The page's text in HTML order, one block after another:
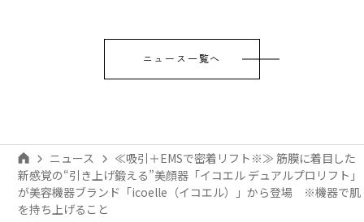
ニュース一覧へ
ニュース
≪吸引＋EMSで密着リフト※≫ 筋膜に着目した
新感覚の“引き上げ鍛える”美顔器「イコエル デュアルプロリフト」
が美容機器ブランド「icoelle（イコエル）」から登場 ※機器で肌
を持ち上げること